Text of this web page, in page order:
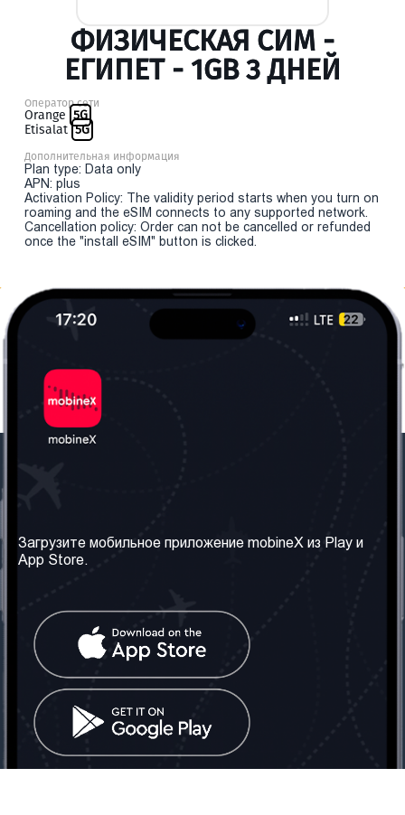
ФИЗИЧЕСКАЯ СИМ -
ЕГИПЕТ - 1GB 3 ДНЕЙ
Оператор сети
Orange 5G
Etisalat 5G
Дополнительная информация
Plan type: Data only
APN: plus
Activation Policy: The validity period starts when you turn on
roaming and the eSIM connects to any supported network.
Cancellation policy: Order can not be cancelled or refunded
once the "install eSIM" button is clicked.
Наши сервисы
Правила и Условия
Часто задаваемые
вопросы
Контакт
Грузия: Тбилиси
Телефон: +442030340050
Email:info@mobinex.com
Социальные сети
Загрузите мобильное приложение mobineX из Play и
App Store.